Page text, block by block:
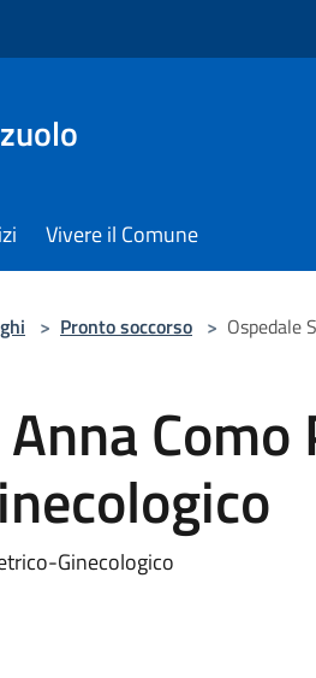
Vivere il Comune
> Pronto soccorso > Ospedale
Como
Ginecologico